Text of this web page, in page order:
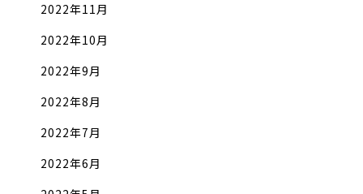
2022年11月
2022年10月
2022年9月
2022年8月
2022年7月
2022年6月